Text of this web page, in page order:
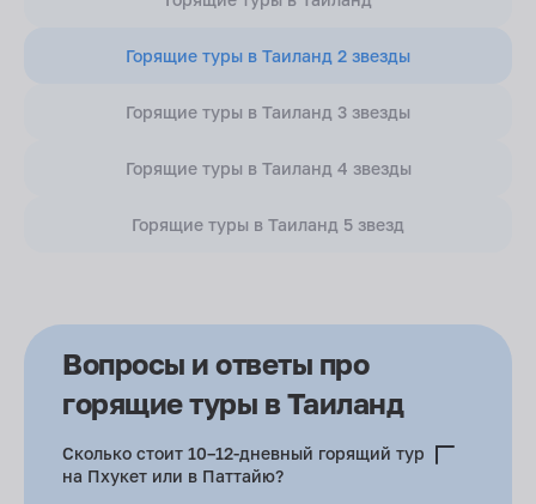
Горящие туры в Таиланд 2 звезды
Горящие туры в Таиланд 3 звезды
Горящие туры в Таиланд 4 звезды
Горящие туры в Таиланд 5 звезд
Вопросы и ответы про
горящие туры в Таиланд
Сколько стоит 10–12-дневный горящий тур
на Пхукет или в Паттайю?